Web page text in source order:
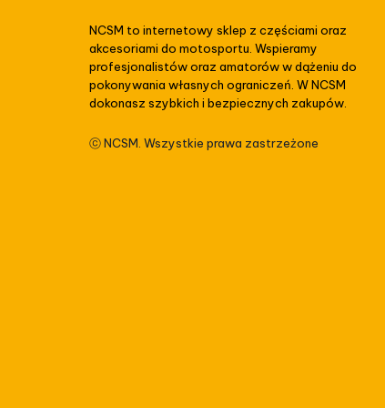
NCSM to internetowy sklep z częściami oraz
akcesoriami do motosportu. Wspieramy
profesjonalistów oraz amatorów w dążeniu do
pokonywania własnych ograniczeń. W NCSM
dokonasz szybkich i bezpiecznych zakupów.
ⓒ NCSM. Wszystkie prawa zastrzeżone